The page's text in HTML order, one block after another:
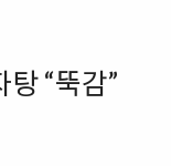
“뚝감”